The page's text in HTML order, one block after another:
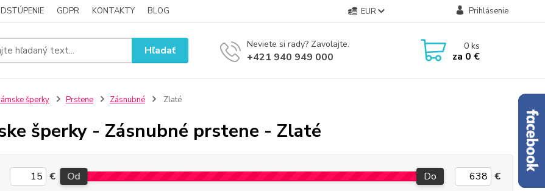
GDPR KONTAKTY BLOG EUR Prihlásenie
Hľadať Neviete si rady? Zavolajte.
+421 940 949 000
0ks
za 0 €
šperky Prstene Zásnubné Zlaté
šperky - Zásnubné prstene - Zlaté
€ Od Do €